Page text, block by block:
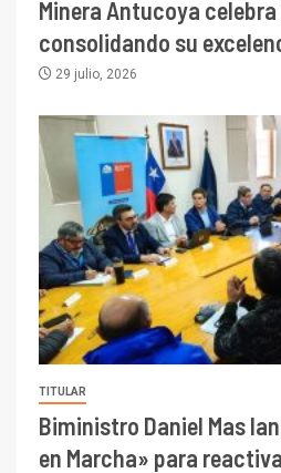
Minera Antucoya
consolidando su
29 julio, 2026
TITULAR
Biministro Daniel Mas
en Marcha» para